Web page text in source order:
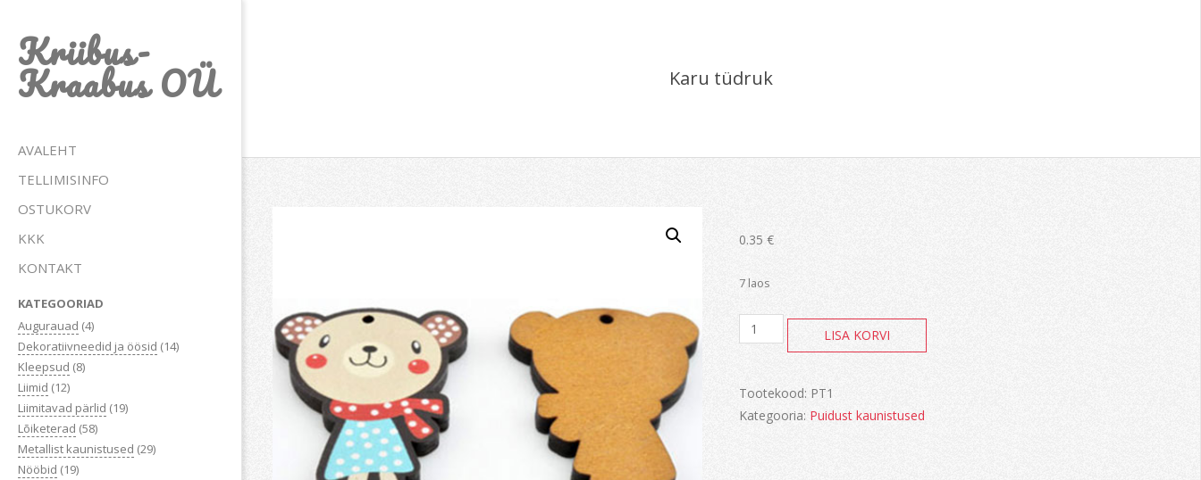
content
Kriibus-
Kraabus OÜ
Primary
Menu
AVALEHT
TELLIMISINFO
OSTUKORV
KKK
KONTAKT
KATEGOORIAD
Augurauad (4)
Dekoratiivneedid ja öösid (14)
Kleepsud (8)
Liimid (12)
Liimitavad pärlid (19)
Lõiketerad (58)
Metallist kaunistused (29)
Nööbid (19)
Karu tüdruk
0.35 €
7 laos
Karu
tüdruk
LISA KORVI
Tootekood: PT1
Kategooria: Puidust kaunistused